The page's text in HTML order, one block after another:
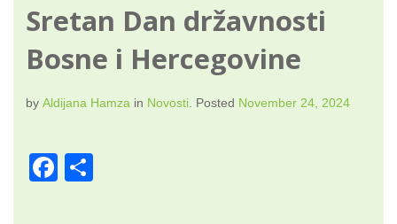
Sretan Dan državnosti
Bosne i Hercegovine
by Aldijana Hamza in Novosti Posted November 24, 2024
F